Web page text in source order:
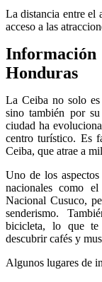
La distancia entre el
acceso a las
Honduras
La Ceiba no solo
sino también por
ciudad ha
centro turístico. Es
Ceiba, que atrae a
Uno de los
nacionales como
Nacional Cusuco,
senderismo.
bicicleta, lo que
descubrir cafés y
Algunos lugares de